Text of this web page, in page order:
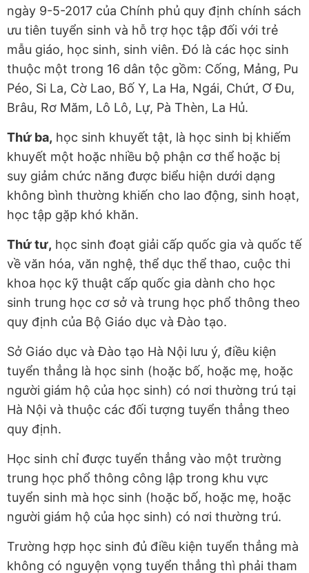
ngày 9-5-2017 của Chính phủ quy định chính sách
ưu tiên tuyển sinh và hỗ trợ học tập đối với trẻ
mẫu giáo, học sinh, sinh viên. Đó là các học sinh
thuộc một trong 16 dân tộc gồm: Cống, Mảng, Pu
Péo, Si La, Cờ Lao, Bố Y, La Ha, Ngái, Chứt, Ơ Đu,
Brâu, Rơ Măm, Lô Lô, Lự, Pà Thèn, La Hủ.
Thứ ba, học sinh khuyết tật, là học sinh bị khiếm
khuyết một hoặc nhiều bộ phận cơ thể hoặc bị
suy giảm chức năng được biểu hiện dưới dạng
không bình thường khiến cho lao động, sinh hoạt,
học tập gặp khó khăn.
Thứ tư, học sinh đoạt giải cấp quốc gia và quốc tế
về văn hóa, văn nghệ, thể dục thể thao, cuộc thi
khoa học kỹ thuật cấp quốc gia dành cho học
sinh trung học cơ sở và trung học phổ thông theo
quy định của Bộ Giáo dục và Đào tạo.
Sở Giáo dục và Đào tạo Hà Nội lưu ý, điều kiện
tuyển thẳng là học sinh (hoặc bố, hoặc mẹ, hoặc
người giám hộ của học sinh) có nơi thường trú tại
Hà Nội và thuộc các đối tượng tuyển thẳng theo
quy định.
Học sinh chỉ được tuyển thẳng vào một trường
trung học phổ thông công lập trong khu vực
tuyển sinh mà học sinh (hoặc bố, hoặc mẹ, hoặc
người giám hộ của học sinh) có nơi thường trú.
Trường hợp học sinh đủ điều kiện tuyển thẳng mà
không có nguyện vọng tuyển thẳng thì phải tham